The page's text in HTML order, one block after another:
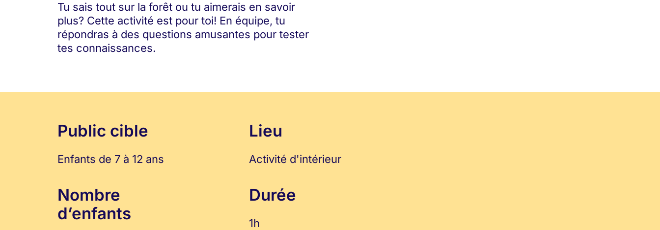
Tu sais tout sur la forêt ou tu aimerais en savoir
plus? Cette activité est pour toi! En équipe, tu
répondras à des questions amusantes pour tester
tes connaissances.
Public cible
Enfants de 7 à 12 ans
Nombre
d’enfants
Lieu
Activité d'intérieur
Durée
1h